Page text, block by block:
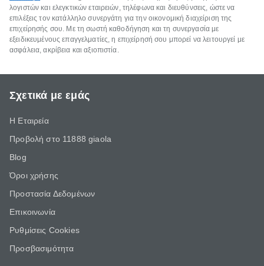
λογιστών και ελεγκτικών εταιρειών, τηλέφωνα και διευθύνσεις, ώστε να
επιλέξεις τον κατάλληλο συνεργάτη για την οικονομική διαχείριση της
επιχείρησής σου. Με τη σωστή καθοδήγηση και τη συνεργασία με
εξειδικευμένους επαγγελματίες, η επιχείρησή σου μπορεί να λειτουργεί με
ασφάλεια, ακρίβεια και αξιοπιστία.
Σχετικά με εμάς
Η Εταιρεία
Προβολή στο 11888 giaola
Blog
Όροι χρήσης
Προστασία Δεδομένων
Επικοινωνία
Ρυθμίσεις Cookies
Προσβασιμότητα